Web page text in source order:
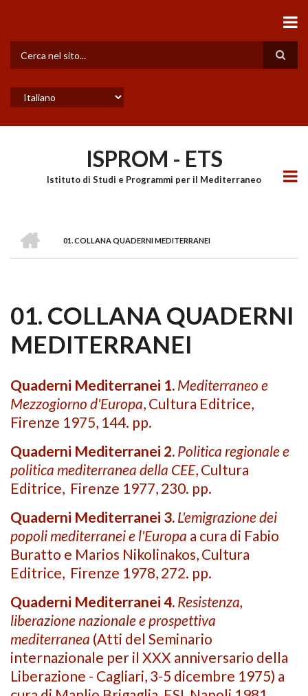
principale
Select
your
ISPROM - ETS
Istituto di Studi e Programmi per il Mediterraneo
BRICIOLE
PANE
01. COLLANA QUADERNI MEDITERRANEI
01. COLLANA QUADERNI
MEDITERRANEI
Quaderni Mediterranei 1. Mediterraneo e
Mezzogiorno d'Europa, Cultura Editrice,
Firenze 1975, 144. pp.
Quaderni Mediterranei 2. Politica regionale e
politica mediterranea della CEE, Cultura
Editrice, Firenze 1977, 230. pp.
Quaderni Mediterranei 3. L'emigrazione dei
popoli mediterranei e l'Europa a cura di Fabio
Buratto e Marios Nikolinakos, Cultura
Editrice, Firenze 1978, 272. pp.
Quaderni Mediterranei 4. Resistenza,
liberazione nazionale e prospettiva
mediterranea (Atti del Seminario
internazionale per il XXX anniversario della
Liberazione - Cagliari, 3-5 dicembre 1975) a